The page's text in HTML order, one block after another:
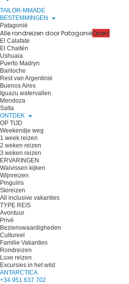
TAILOR-MMADE
BESTEMMINGEN
Patagonië
Alle rondreizen door PatagoniëOpen!
El Calafate
El Chaltén
Ushuaia
Puerto Madryn
Bariloche
Rest van Argentinië
Buenos Aires
Iguazu watervallen
Mendoza
Salta
ONTDEK
OP TIJD
Weekendje weg
1 week reizen
2 weken reizen
3 weken reizen
ERVARINGEN
Walvissen kijken
Wijnreizen
Pinguïns
Skireizen
All inclusive vakanties
TYPE REIS
Avontuur
Privé
Bezienswaardigheden
Cultureel
Familie Vakanties
Rondreizen
Luxe reizen
Excursies in het wild
ANTARCTICA
+34 951 637 702